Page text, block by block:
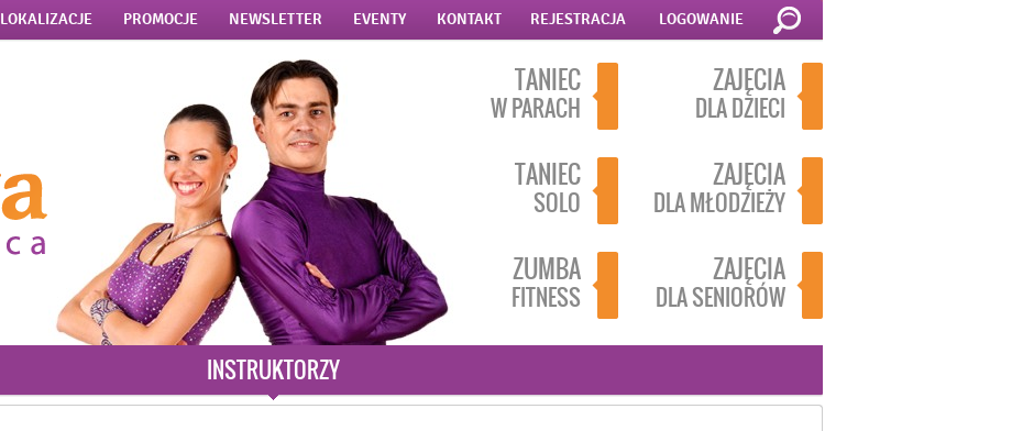
LOKALIZACJE PROMOCJE NEWSLETTER EVENTY KONTAKT REJESTRACJA LOGOWANIE
TANIEC
W PARACH
TANIEC
SOLO
ZUMBA
FITNESS
ZAJĘCIA
DLA DZIECI
ZAJĘCIA
DLA MŁODZIEŻY
ZAJĘCIA
DLA SENIORÓW
INSTRUKTORZY